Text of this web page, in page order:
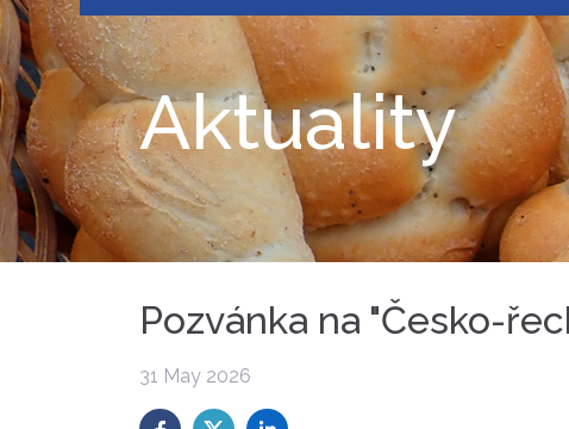
Aktuality
Pozvánka na "Česko-
31 May 2026